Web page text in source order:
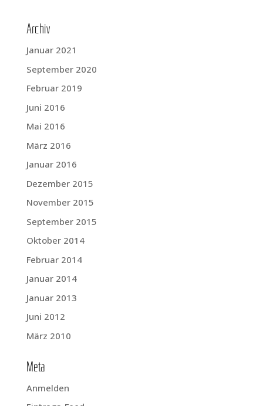
Archiv
Januar 2021
September 2020
Februar 2019
Juni 2016
Mai 2016
März 2016
Januar 2016
Dezember 2015
November 2015
September 2015
Oktober 2014
Februar 2014
Januar 2014
Januar 2013
Juni 2012
März 2010
Meta
Anmelden